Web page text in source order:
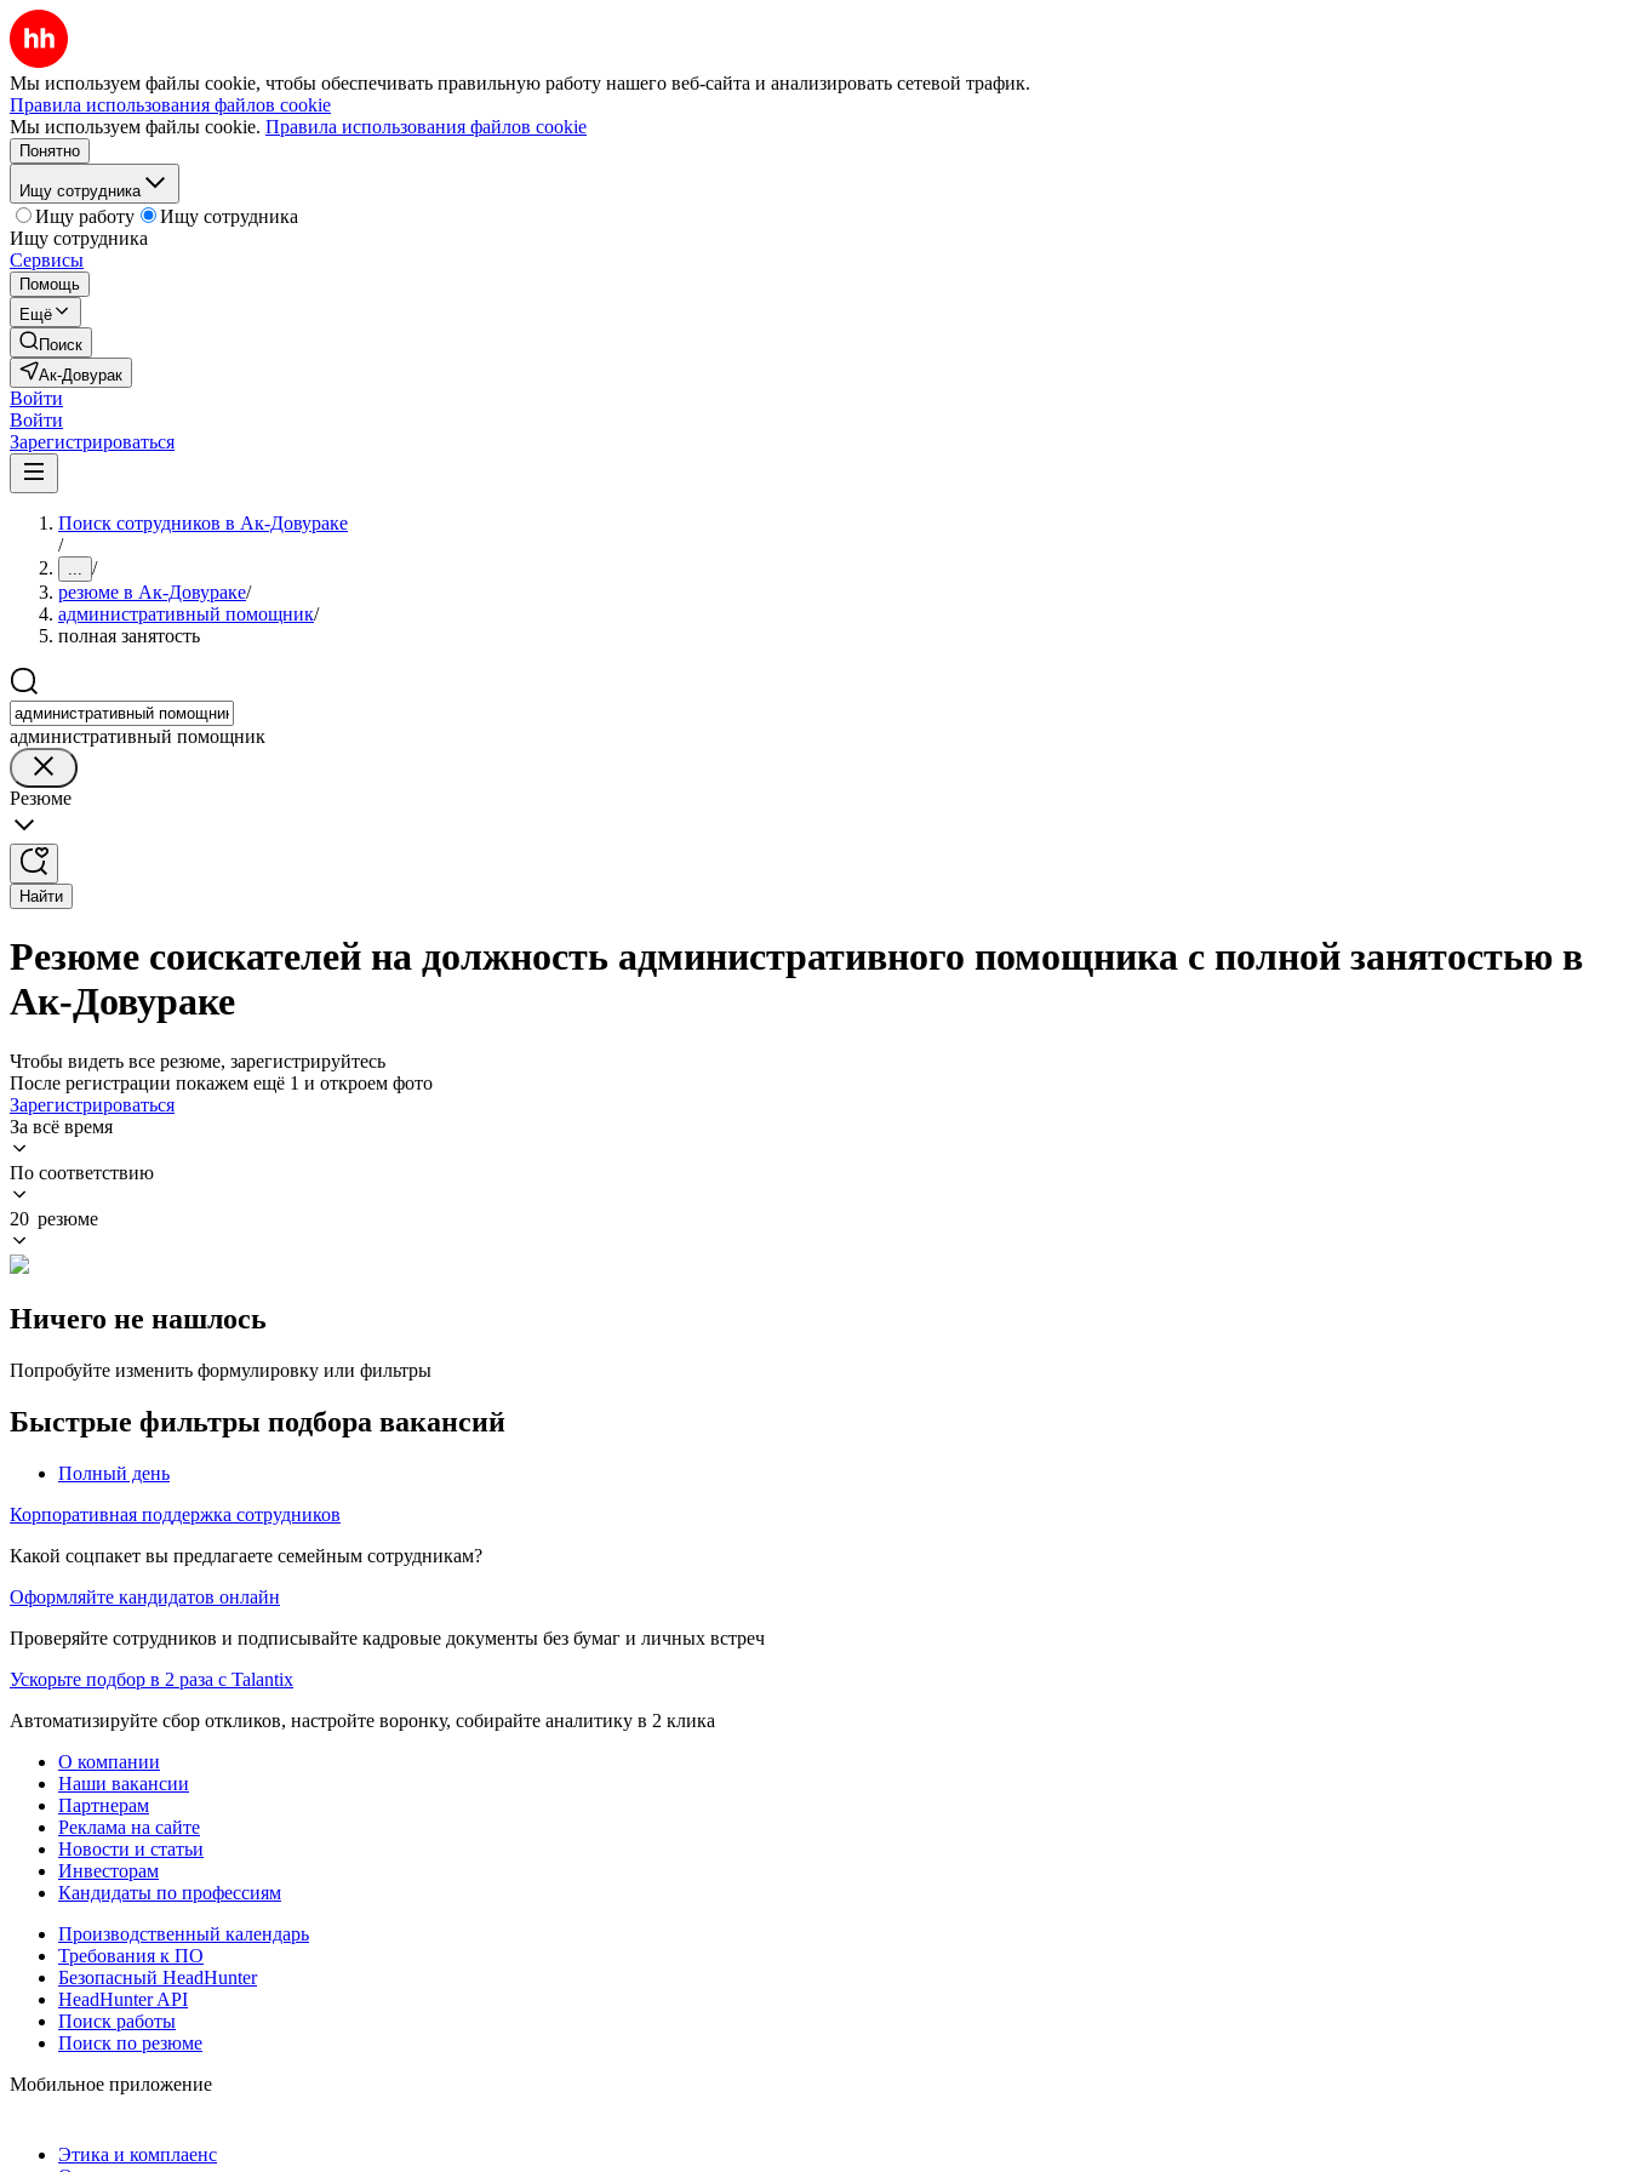
Мы используем файлы cookie, чтобы обеспечивать правильную работу нашего веб-сайта и анализировать сетевой трафик.
Правила использования файлов cookie
Мы используем файлы cookie. Правила использования файлов cookie
Понятно
Ищу сотрудника
Ищу работу
Ищу сотрудника
Ищу сотрудника
Сервисы
Помощь
Ещё
Поиск
Ак-Довурак
Войти
Войти
Зарегистрироваться
Поиск сотрудников в Ак-Довураке
/
... /
резюме в Ак-Довураке/
административный помощник/
полная занятость
административный помощник
Резюме
Найти
Резюме соискателей на должность административного помощника с полной занятостью в
Ак-Довураке
Чтобы видеть все резюме, зарегистрируйтесь
После регистрации покажем ещё 1 и откроем фото
Зарегистрироваться
За всё время
По соответствию
20 резюме
Ничего не нашлось
Попробуйте изменить формулировку или фильтры
Быстрые фильтры подбора вакансий
Полный день
Корпоративная поддержка сотрудников
Какой соцпакет вы предлагаете семейным сотрудникам?
Оформляйте кандидатов онлайн
Проверяйте сотрудников и подписывайте кадровые документы без бумаг и личных встреч
Ускорьте подбор в 2 раза с Talantix
Автоматизируйте сбор откликов, настройте воронку, собирайте аналитику в 2 клика
О компании
Наши вакансии
Партнерам
Реклама на сайте
Новости и статьи
Инвесторам
Кандидаты по профессиям
Производственный календарь
Требования к ПО
Безопасный HeadHunter
HeadHunter API
Поиск работы
Поиск по резюме
Мобильное приложение
Этика и комплаенс